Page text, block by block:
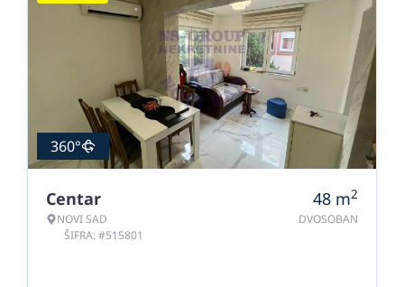
360°
Centar
NOVI SAD
ŠIFRA: #515801
48 m2
DVOSOBAN